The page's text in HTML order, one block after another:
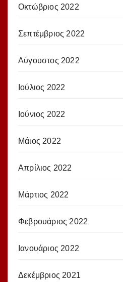
Οκτώβριος 2022
Σεπτέμβριος 2022
Αύγουστος 2022
Ιούλιος 2022
Ιούνιος 2022
Μάιος 2022
Απρίλιος 2022
Μάρτιος 2022
Φεβρουάριος 2022
Ιανουάριος 2022
Δεκέμβριος 2021